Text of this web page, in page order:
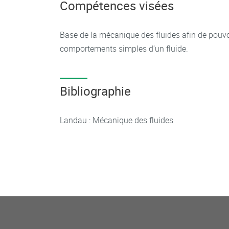
Compétences visées
Base de la mécanique des fluides afin de
comportements simples d’un fluide.
Bibliographie
Landau : Mécanique des fluides